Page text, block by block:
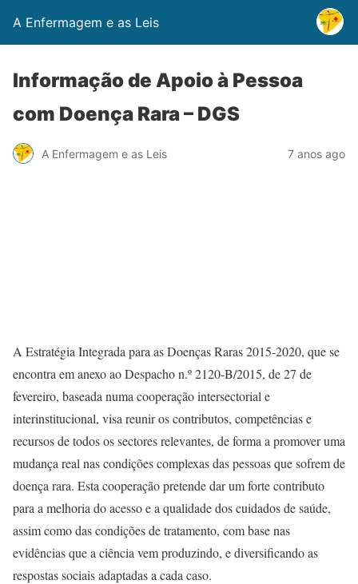
A Enfermagem e as Leis
Informação de Apoio à Pessoa
com Doença Rara – DGS
A Enfermagem e as Leis 7 anos ago
A Estratégia Integrada para as Doenças Raras 2015-2020, que se
encontra em anexo ao Despacho n.º 2120-B/2015, de 27 de
fevereiro, baseada numa cooperação intersectorial e
interinstitucional, visa reunir os contributos, competências e
recursos de todos os sectores relevantes, de forma a promover uma
mudança real nas condições complexas das pessoas que sofrem de
doença rara. Esta cooperação pretende dar um forte contributo
para a melhoria do acesso e a qualidade dos cuidados de saúde,
assim como das condições de tratamento, com base nas
evidências que a ciência vem produzindo, e diversificando as
respostas sociais adaptadas a cada caso.